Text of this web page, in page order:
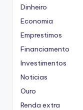
Dinheiro
Economia
Emprestimos
Financiamento
Investimentos
Noticias
Ouro
Renda extra